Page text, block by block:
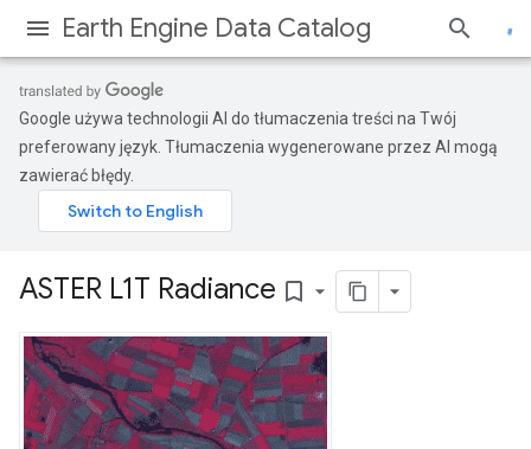
Earth Engine Data Catalog
Google używa technologii AI do tłumaczenia treści na Twój
preferowany język. Tłumaczenia wygenerowane przez AI mogą
zawierać błędy.
ASTER L1T Radiance bookmark_border